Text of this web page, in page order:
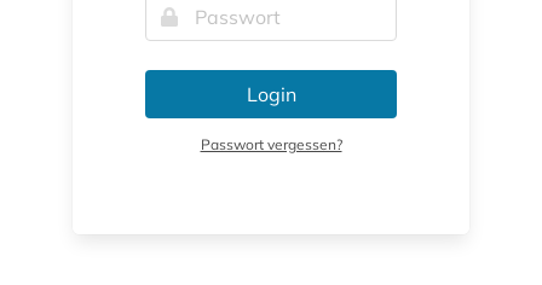
Login
Passwort vergessen?